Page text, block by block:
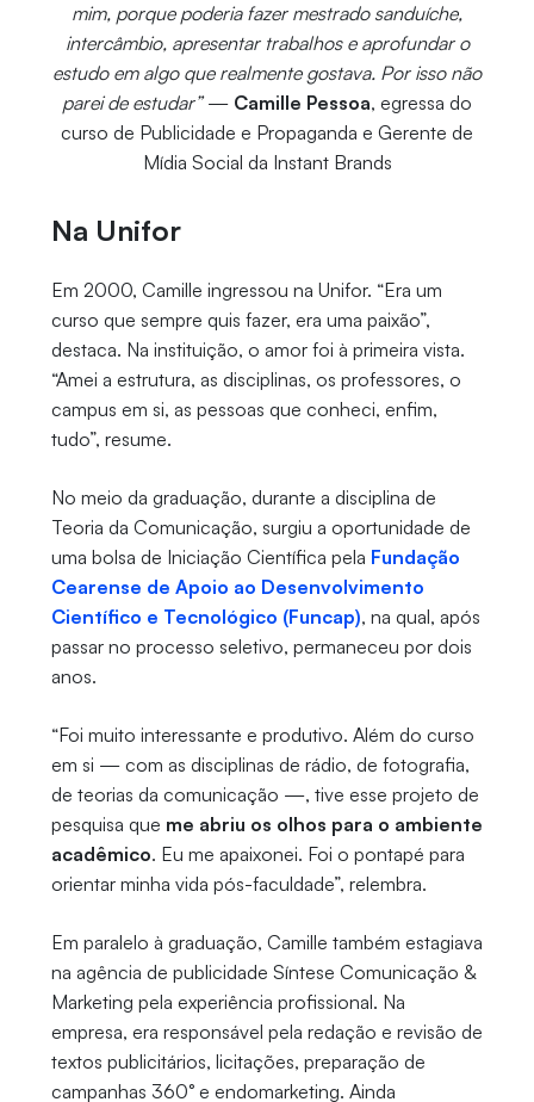
mim, porque poderia fazer mestrado sanduíche,
intercâmbio, apresentar trabalhos e aprofundar o
estudo em algo que realmente gostava. Por isso não
parei de estudar”— Camille Pessoa, egressa do
curso de Publicidade e Propaganda e Gerente de
Mídia Social da Instant Brands
Na Unifor
Em 2000, Camille ingressou na Unifor. “Era um
curso que sempre quis fazer, era uma paixão”,
destaca. Na instituição, o amor foi à primeira vista.
“Amei a estrutura, as disciplinas, os professores, o
campus em si, as pessoas que conheci, enfim,
tudo”, resume.
No meio da graduação, durante a disciplina de
Teoria da Comunicação, surgiu a oportunidade de
uma bolsa de Iniciação Científica pela Fundação
Cearense de Apoio ao Desenvolvimento
Científico e Tecnológico (Funcap), na qual, após
passar no processo seletivo, permaneceu por dois
anos.
“Foi muito interessante e produtivo. Além do curso
em si — com as disciplinas de rádio, de fotografia,
de teorias da comunicação —, tive esse projeto de
pesquisa que me abriu os olhos para o ambiente
acadêmico. Eu me apaixonei. Foi o pontapé para
orientar minha vida pós-faculdade”, relembra.
Em paralelo à graduação, Camille também estagiava
na agência de publicidade Síntese Comunicação &
Marketing pela experiência profissional. Na
empresa, era responsável pela redação e revisão de
textos publicitários, licitações, preparação de
campanhas 360° e endomarketing. Ainda